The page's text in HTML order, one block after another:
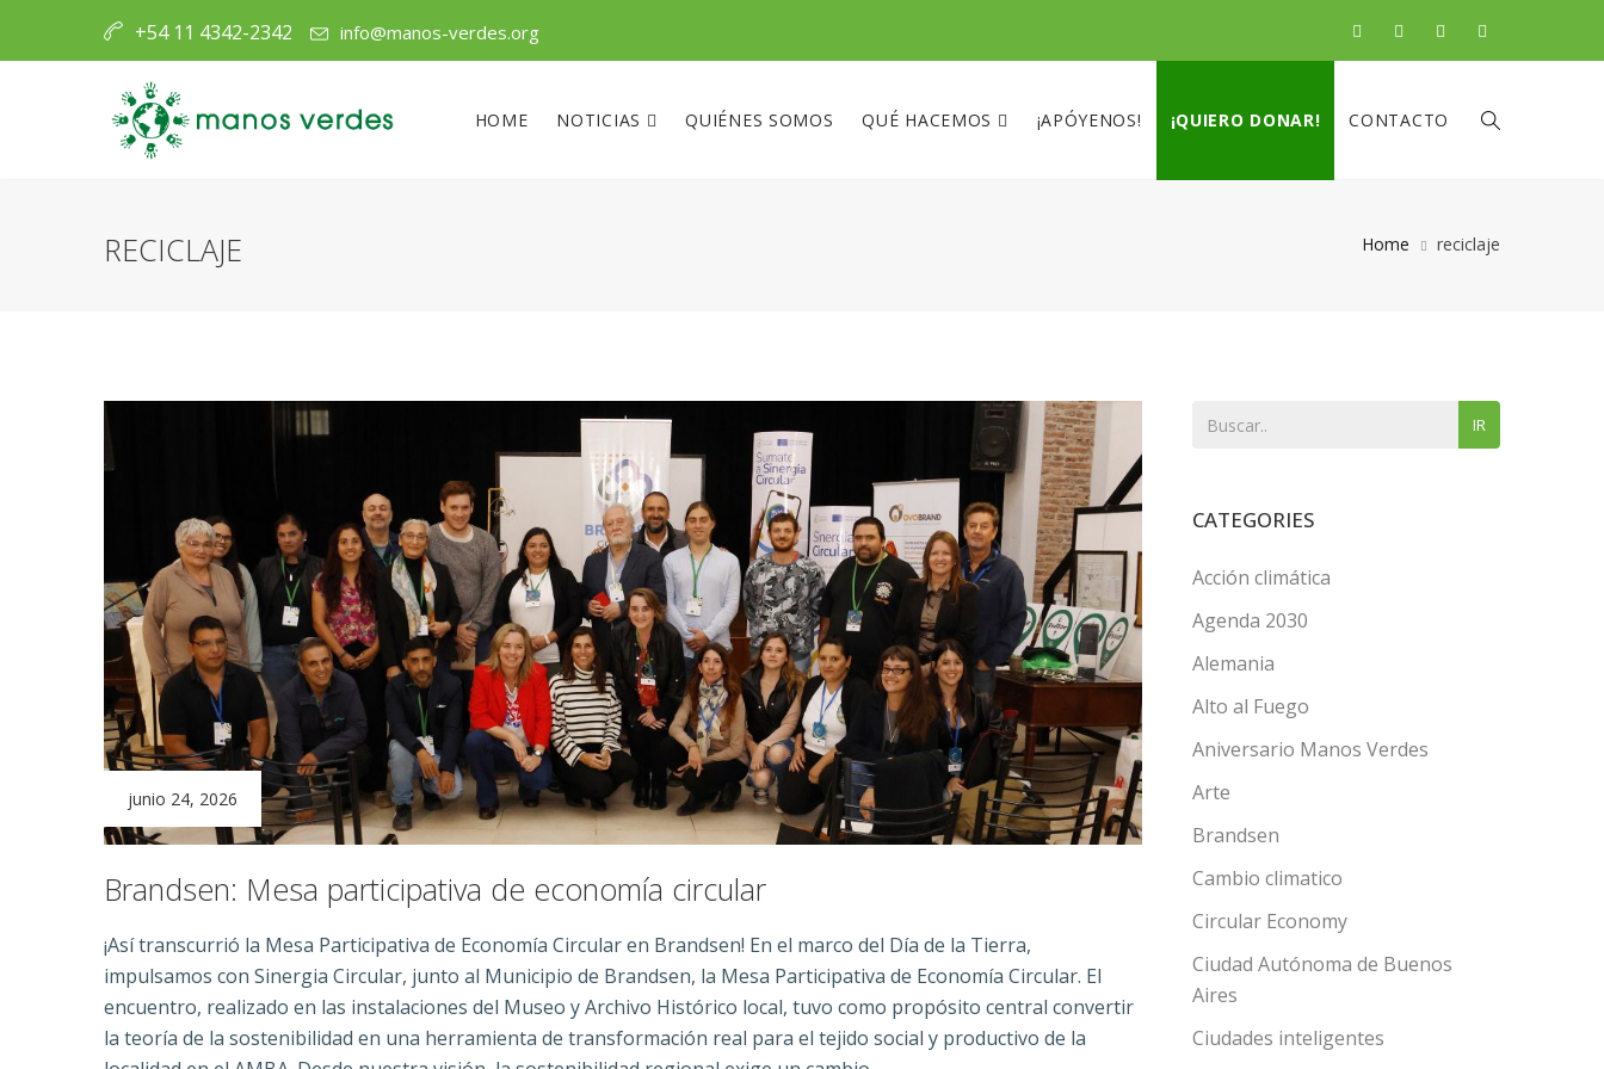
+54 11 4342-2342 info@manos-verdes.org
HOME NOTICIAS QUIÉNES SOMOS QUÉ HACEMOS ¡APÓYENOS! ¡QUIERO DONAR! CONTACTO
RECICLAJE Home reciclaje
junio 24, 2026
Brandsen: Mesa participativa de economía circular
¡Así transcurrió la Mesa Participativa de Economía Circular en Brandsen! En el marco del Día de la Tierra,
impulsamos con Sinergia Circular, junto al Municipio de Brandsen, la Mesa Participativa de Economía Circular. El
encuentro, realizado en las instalaciones del Museo y Archivo Histórico local, tuvo como propósito central convertir
la teoría de la sostenibilidad en una herramienta de transformación real para el tejido social y productivo de la
IR
CATEGORIES
Acción climática
Agenda 2030
Alemania
Alto al Fuego
Aniversario Manos Verdes
Arte
Brandsen
Cambio climatico
Circular Economy
Ciudad Autónoma de Buenos
Aires
Ciudades inteligentes